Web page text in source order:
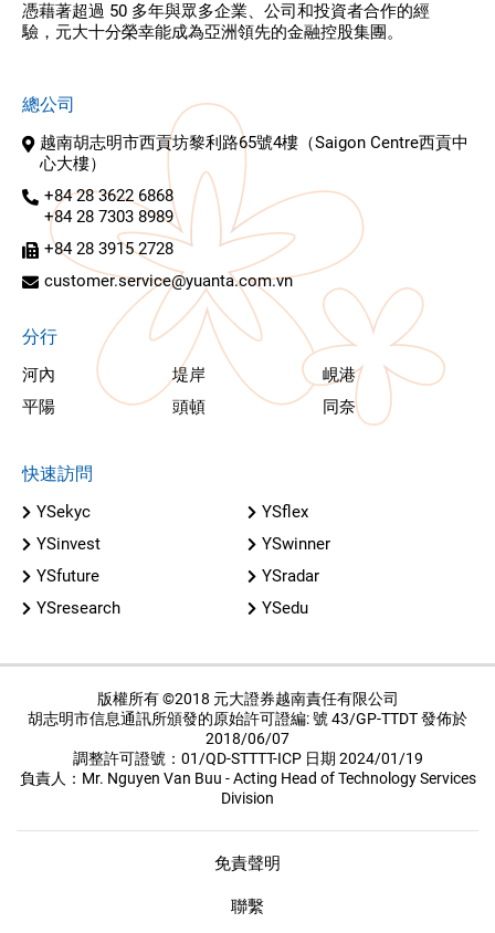
憑藉著超過 50 多年與眾多企業、公司和投資者合作的經
驗，元大十分榮幸能成為亞洲領先的金融控股集團。
總公司
越南胡志明市西貢坊黎利路65號4樓（Saigon Centre西貢中
心大樓）
+84 28 3622 6868
+84 28 7303 8989
+84 28 3915 2728
customer.service@yuanta.com.vn
分行
河內 堤岸
峴港
平陽
頭頓 同奈
快速訪問
YSekyc
YSflex
YSinvest
YSwinner
YSfuture
YSradar
YSresearch
YSedu
版權所有 ©2018 元大證券越南責任有限公司
胡志明市信息通訊所頒發的原始許可證編: 號 43/GP-TTDT 發佈於
2018/06/07
調整許可證號：01/QD-STTTT-ICP 日期 2024/01/19
負責人：Mr. Nguyen Van Buu - Acting Head of Technology Services
Division
免責聲明
聯繫